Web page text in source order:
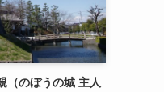
（のぼうの城 主人